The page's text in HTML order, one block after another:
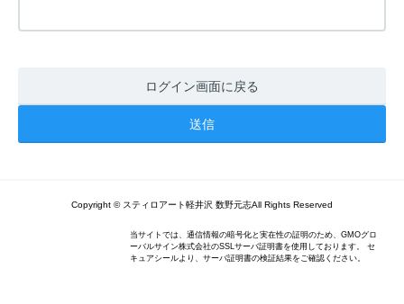
ログイン画面に戻る
Copyright © スティロアート軽井沢 数野元志All Rights Reserved
当サイトでは、通信情報の暗号化と実在性の証明のため、GMOグロ
ーバルサイン株式会社のSSLサーバ証明書を使用しております。 セ
キュアシールより、サーバ証明書の検証結果をご確認ください。